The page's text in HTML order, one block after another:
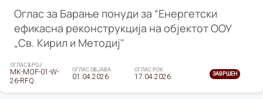
Оглас за Барање понуди за “Енергетски
ефикасна реконструкција на објектот ООУ
„Св. Кирил и Методиј"
ОГЛАС БРОЈ
MK-MOF-01-W-
26-RFQ.
ОГЛАС ОБЈАВА
01.04.2026
ОГЛАС РОК
17.04.2026 ЗАВРШЕН